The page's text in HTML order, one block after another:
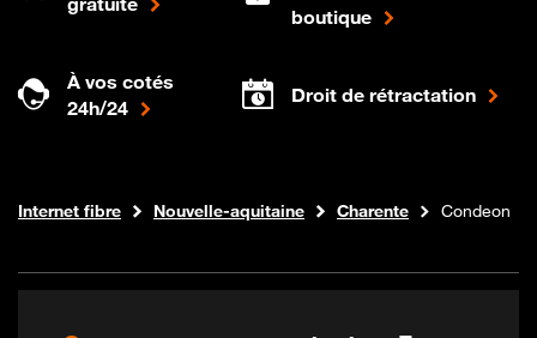
boutique
À vos cotés
24h/24
Droit de rétractation
Boutique Orange
Internet fibre Nouvelle-aquitaine Charente Condeon